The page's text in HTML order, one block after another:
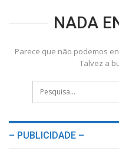
NADA
Parece que não podemos
Talvez a
– PUBLICIDADE –